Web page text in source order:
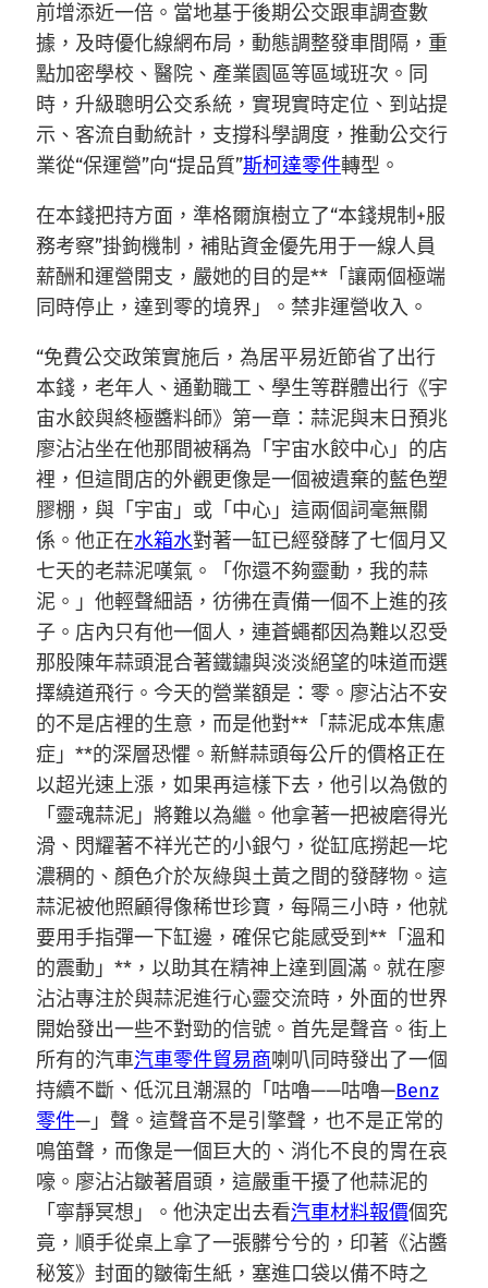
前增添近一倍。當地基于後期公交跟車調查數
據，及時優化線網布局，動態調整發車間隔，重
點加密學校、醫院、產業園區等區域班次。同
時，升級聰明公交系統，實現實時定位、到站提
示、客流自動統計，支撐科學調度，推動公交行
業從“保運營”向“提品質”斯柯達零件轉型。
在本錢把持方面，準格爾旗樹立了“本錢規制+服
務考察”掛鉤機制，補貼資金優先用于一線人員
薪酬和運營開支，嚴她的目的是**「讓兩個極端
同時停止，達到零的境界」。禁非運營收入。
“免費公交政策實施后，為居平易近節省了出行
本錢，老年人、通勤職工、學生等群體出行《宇
宙水餃與終極醬料師》第一章：蒜泥與末日預兆
廖沾沾坐在他那間被稱為「宇宙水餃中心」的店
裡，但這間店的外觀更像是一個被遺棄的藍色塑
膠棚，與「宇宙」或「中心」這兩個詞毫無關
係。他正在水箱水對著一缸已經發酵了七個月又
七天的老蒜泥嘆氣。「你還不夠靈動，我的蒜
泥。」他輕聲細語，彷彿在責備一個不上進的孩
子。店內只有他一個人，連蒼蠅都因為難以忍受
那股陳年蒜頭混合著鐵鏽與淡淡絕望的味道而選
擇繞道飛行。今天的營業額是：零。廖沾沾不安
的不是店裡的生意，而是他對**「蒜泥成本焦慮
症」**的深層恐懼。新鮮蒜頭每公斤的價格正在
以超光速上漲，如果再這樣下去，他引以為傲的
「靈魂蒜泥」將難以為繼。他拿著一把被磨得光
滑、閃耀著不祥光芒的小銀勺，從缸底撈起一坨
濃稠的、顏色介於灰綠與土黃之間的發酵物。這
蒜泥被他照顧得像稀世珍寶，每隔三小時，他就
要用手指彈一下缸邊，確保它能感受到**「溫和
的震動」**，以助其在精神上達到圓滿。就在廖
沾沾專注於與蒜泥進行心靈交流時，外面的世界
開始發出一些不對勁的信號。首先是聲音。街上
所有的汽車汽車零件貿易商喇叭同時發出了一個
持續不斷、低沉且潮濕的「咕嚕——咕嚕—Benz
零件—」聲。這聲音不是引擎聲，也不是正常的
鳴笛聲，而像是一個巨大的、消化不良的胃在哀
嚎。廖沾沾皺著眉頭，這嚴重干擾了他蒜泥的
「寧靜冥想」。他決定出去看汽車材料報價個究
竟，順手從桌上拿了一張髒兮兮的，印著《沾醬
秘笈》封面的皺衛生紙，塞進口袋以備不時之